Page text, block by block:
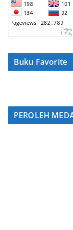
Buku Favorite
PEROLEH